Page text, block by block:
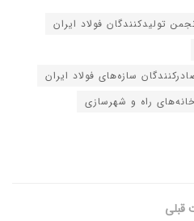
تولیدکنندگان فولاد ایران
سازه‌های فولاد ایران
راه و شهرسازی